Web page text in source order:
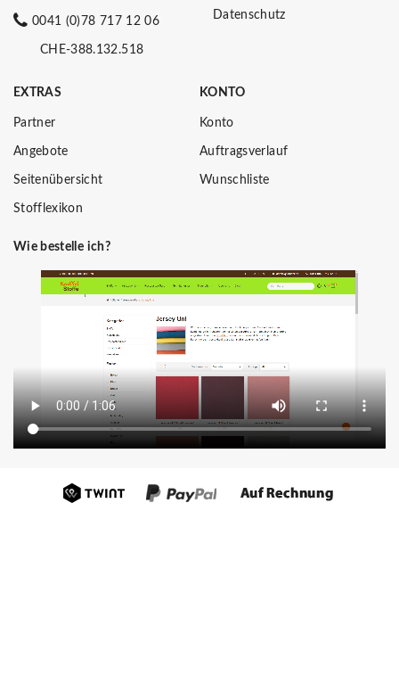
0041 (0)78 717 12 06
CHE-388.132.518
Datenschutz
EXTRAS
Partner
Angebote
Seitenübersicht
Stofflexikon
KONTO
Konto
Auftragsverlauf
Wunschliste
Wie bestelle ich?